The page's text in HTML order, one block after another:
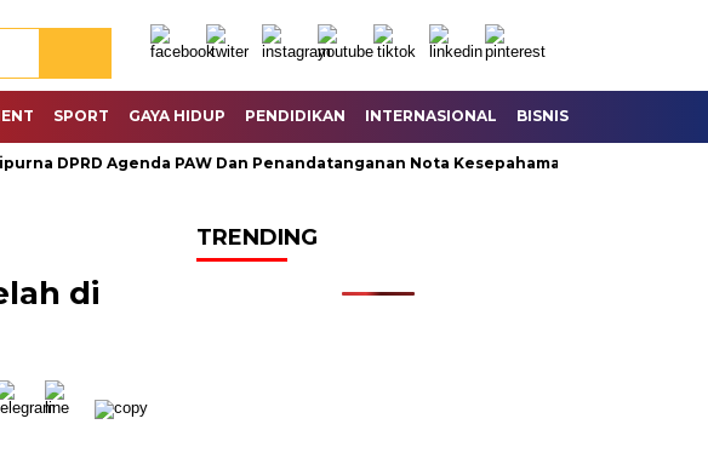
SPORT GAYA HIDUP PENDIDIKAN INTERNASIONAL BISNIS
DPRD Agenda PAW Dan Penandatanganan Nota Kesepahaman KUA – PPAS
di
TRENDING